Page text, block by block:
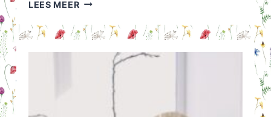
LEES MEER
ETAM